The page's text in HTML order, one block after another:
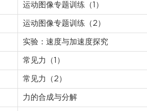
运动图像专题训练（1）
运动图像专题训练（2）
实验：速度与加速度探究
常见力（1）
常见力（2）
力的合成与分解